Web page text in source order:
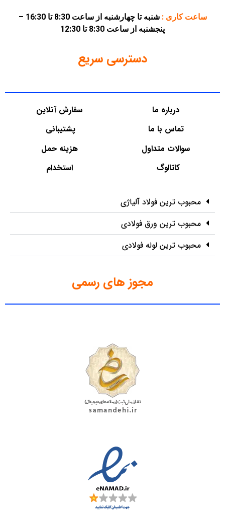
ساعت کاری :
شنبه تا چهارشنبه از ساعت 8:30 تا 16:30 –
پنجشنبه از ساعت 8:30 تا 12:30
دسترسی سریع
درباره ما
تماس با ما
سوالات متداول
کاتالوگ
سفارش آنلاین
پشتیبانی
هزینه حمل
استخدام
محبوب ترین فولاد آلیاژی
محبوب ترین ورق فولادی
محبوب ترین لوله فولادی
مجوز های رسمی